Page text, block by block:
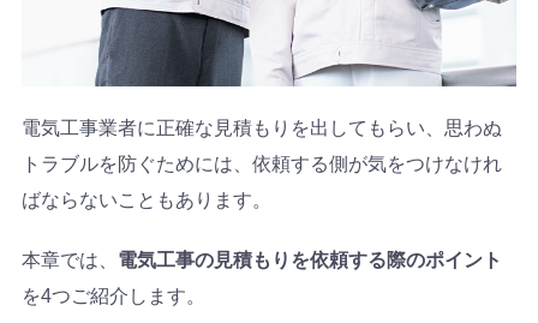
電気工事業者に正確な見積もりを出してもらい、思わぬ
トラブルを防ぐためには、依頼する側が気をつけなけれ
ばならないこともあります。
本章では、 電気工事の見積もりを依頼する際のポイント
を4つご紹介します。